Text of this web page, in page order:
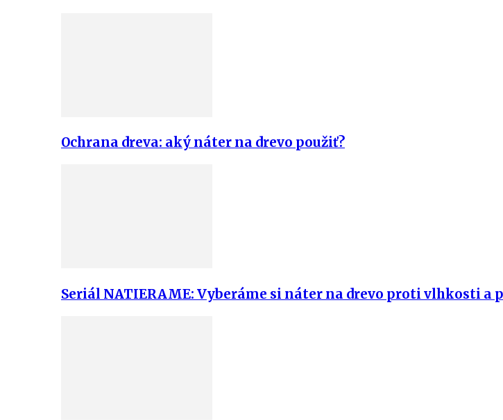
Ochrana dreva: aký náter na drevo použiť?
Seriál NATIERAME: Vyberáme si náter na drevo proti vlhkosti a